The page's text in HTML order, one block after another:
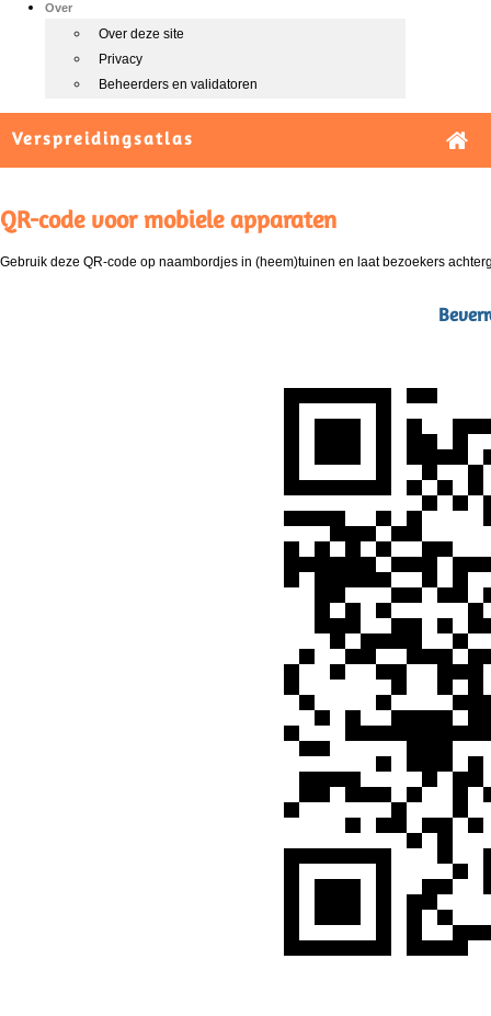
Over
Over deze site
Privacy
Beheerders en validatoren
Verspreidingsatlas
QR-code voor mobiele apparaten
Gebruik deze QR-code op naambordjes in (heem)tuinen en laat bezoekers